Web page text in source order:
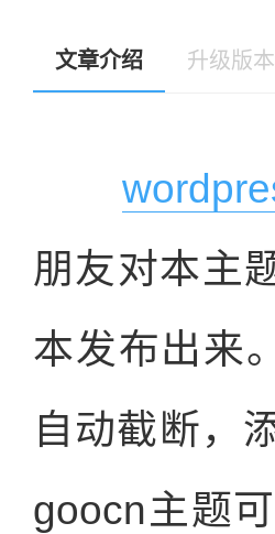
文章介绍 升级版本
朋友对本主
本发布出来
自动截断，
goocn主题